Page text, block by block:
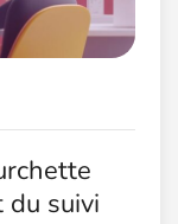
du suivi